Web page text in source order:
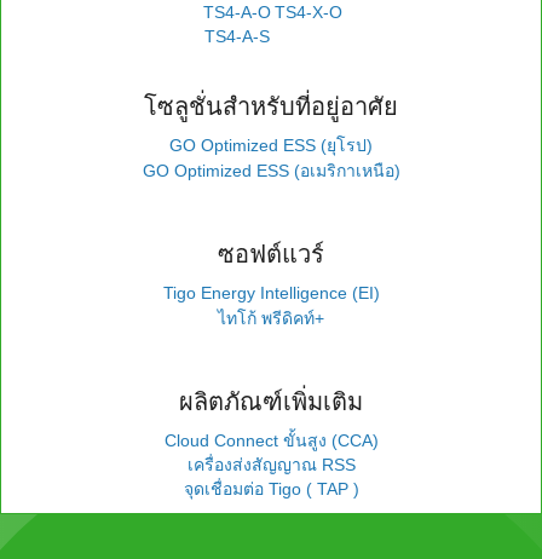
TS4-A-O
TS4-A-S
TS4-X-O
โซลูชั่นสำหรับที่อยู่อาศัย
GO Optimized ESS (ยุโรป)
GO Optimized ESS (อเมริกาเหนือ)
ซอฟต์แวร์
Tigo Energy Intelligence (EI)
ไทโก้ พรีดิคท์+
ผลิตภัณฑ์เพิ่มเติม
Cloud Connect ขั้นสูง (CCA)
เครื่องส่งสัญญาณ RSS
จุดเชื่อมต่อ Tigo ( TAP )